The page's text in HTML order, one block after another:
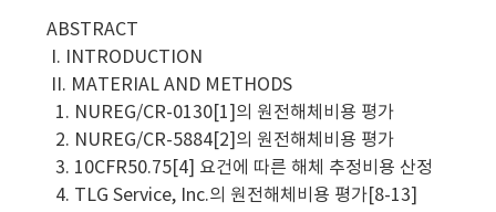
ABSTRACT
I. INTRODUCTION
II. MATERIAL AND METHODS
1. NUREG/CR-0130[1]의 원전해체비용 평가
2. NUREG/CR-5884[2]의 원전해체비용 평가
3. 10CFR50.75[4] 요건에 따른 해체 추정비용 산정
4. TLG Service, Inc.의 원전해체비용 평가[8-13]